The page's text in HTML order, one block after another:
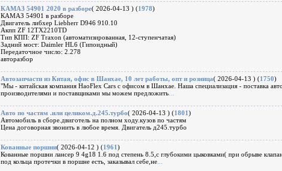
КАМАЗ 54901 2020 в разборе( 2026-04-13 ) (1978)
КАМАЗ 54901 в разборе
Двигатель либхер Liebherr D946 910.10
Акпп ZF 12TX2210TD
Тип КПП: ZF Traxon (автоматизированная, 12-ступенчатая)
Задний мост: Daimler HL6 (Гипоидный)
Передаточное число: 2.278
авторазбор
Автозапчасти из Китая, офис в Шанхае, 10 лет работы, опт и розница( 2026-04-13 ) (1750)
"Мы - китайская компания HaoFlex Cars с офисом в Шанхае. Наша специализация - поставка
производителями и поставщиками мы можем предложить
Авто по частям .или целиком.д.245.турбо( 2026-04-13 ) (1801)
Автомобиль в сборе.двиготель на полном ходу.кузов по частям
Цена договорная звонить в любое время. Двигатель д245.турбо
Кованные поршни( 2026-04-12 ) (1961)
Кованные поршни лансер 9 4g18 1.6 под степень 8.5,с глубокими цыковками( при обрыве
под кольца протечки в поршне есть, заказывал себе,не